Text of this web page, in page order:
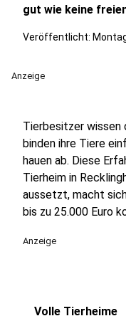
gut wie keine
Veröffentlicht:
Anzeige
Tierbesitzer wissen
binden ihre Tiere
hauen ab. Diese
Tierheim in
aussetzt, macht
bis zu 25.000 Euro
Anzeige
Volle Tierheime